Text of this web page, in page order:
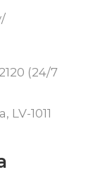
(24/7
LV-1011